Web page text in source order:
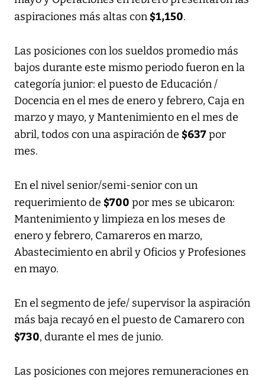
aspiraciones más altas con $1,150.
Las posiciones con los sueldos promedio más
bajos durante este mismo periodo fueron en la
categoría junior: el puesto de Educación /
Docencia en el mes de enero y febrero, Caja en
marzo y mayo, y Mantenimiento en el mes de
abril, todos con una aspiración de $637por
mes.
En el nivel senior/semi-senior con un
requerimiento de $700 por mes se ubicaron:
Mantenimiento y limpieza en los meses de
enero y febrero, Camareros en marzo,
Abastecimiento en abril y Oficios y Profesiones
en mayo.
En el segmento de jefe/ supervisor la aspiración
más baja recayó en el puesto de Camarero con
$730, durante el mes de junio.
Las posiciones con mejores remuneraciones en